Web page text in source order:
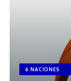
6 NACIONES